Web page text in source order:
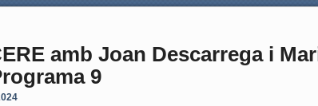
amb Joan Descarrega i
9